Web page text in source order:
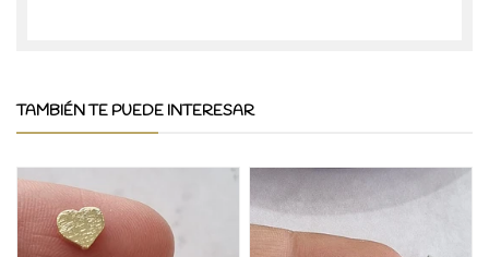
TAMBIÉN TE PUEDE INTERESAR